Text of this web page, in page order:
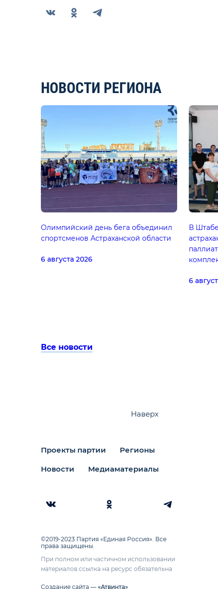
НОВОСТИ РЕГИОНА
Олимпийский день бега объединил
спортсменов Астраханской области
6 августа 2026
В
6
Все новости
Проекты партии Регионы
Новости Медиаматериалы
Наверх
©2019-2023 Партия «Единая Россия». Все
права защищены.
При полном или частичном использовании
материалов ссылка на ресурс обязательна
Создание сайта — «Атвинта»